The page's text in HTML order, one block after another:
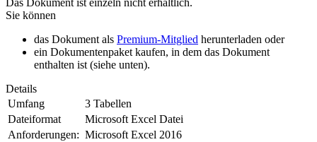
Das Dokument ist einzeln nicht erhältlich.
Sie können
das Dokument als Premium-Mitglied herunterladen oder
ein Dokumentenpaket kaufen, in dem das Dokument
enthalten ist (siehe unten).
Details
Umfang
3 Tabellen
Dateiformat
Microsoft Excel Datei
Anforderungen: Microsoft Excel 2016